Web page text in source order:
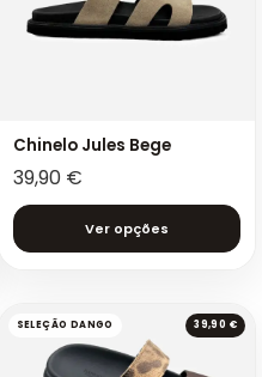
Chinelo Jules Bege
39,90 €
Ver opções
SELEÇÃO DANGO 39,90 €